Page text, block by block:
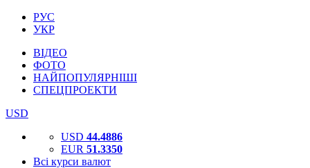
РУС
УКР
ВІДЕО
ФОТО
НАЙПОПУЛЯРНІШІ
СПЕЦПРОЕКТИ
USD
USD 44.4886
EUR 51.3350
Всі курси валют